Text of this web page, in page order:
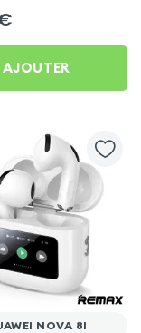
- Blanc
Nova 8i
AJOUTER
NOVA 8I